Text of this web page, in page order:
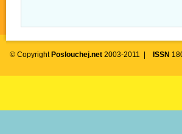
© Copyright Poslouchej.net 2003-2011 | ISSN